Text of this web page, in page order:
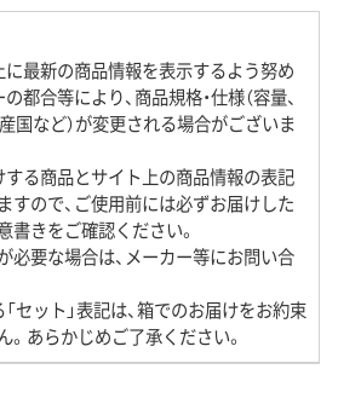
に最新の商品情報を表示するよう努め
都合等により、商品規格・仕様（容量、
国など）が変更される場合がございま
する商品とサイト上の商品情報の表記
すので、ご使用前には必ずお届けした
書きをご確認ください。
必要な場合は、メーカー等にお問い合
セット」表記は、箱でのお届けをお約束
あらかじめご了承ください。